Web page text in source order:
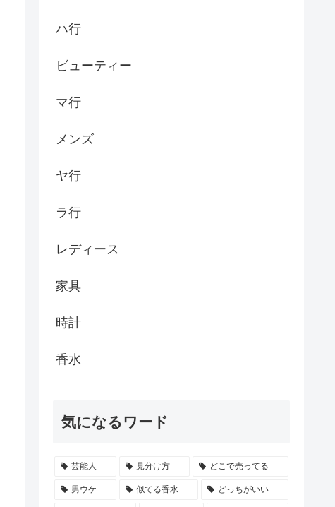
ハ行
ビューティー
マ行
メンズ
ヤ行
ラ行
レディース
家具
時計
香水
気になるワード
芸能人 見分け方 どこで売ってる
男ウケ 似てる香水 どっちがいい